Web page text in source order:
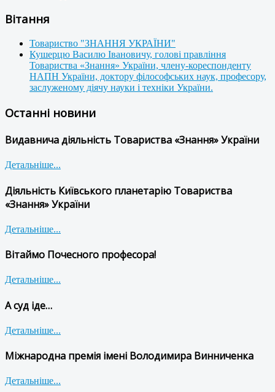
Вітання
Товариство "ЗНАННЯ УКРАЇНИ"
Кушерцю Василю Івановичу, голові правління
Товариства «Знання» України, члену-кореспонденту
НАПН України, доктору філософських наук, професору,
заслуженому діячу науки і техніки України.
Останні новини
Видавнича діяльність Товариства «Знання» України
Детальніше...
Діяльність Київського планетарію Товариства
«Знання» України
Детальніше...
Вітаймо Почесного професора!
Детальніше...
А суд іде…
Детальніше...
Міжнародна премія імені Володимира Винниченка
Детальніше...